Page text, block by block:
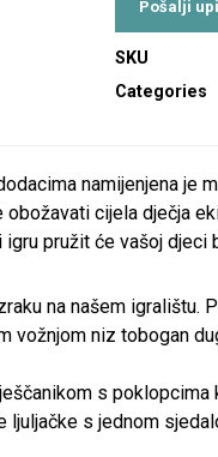
SKU
Categories
namijenjena je
cijela dječja
pružit će vašoj djeci
na našem igralištu.
vožnjom niz tobogan
s
s jednom